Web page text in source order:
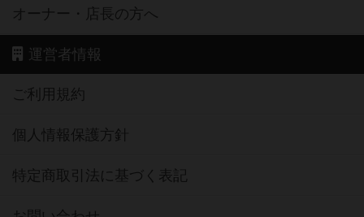
オーナー・店長の方へ
運営者情報
ご利用規約
個人情報保護方針
特定商取引法に基づく表記